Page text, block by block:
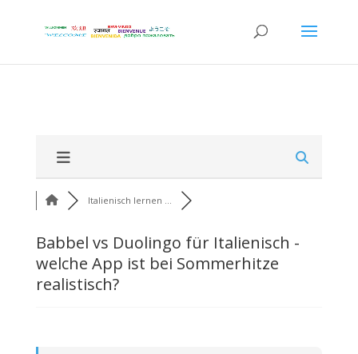
Italienisch lernen ...
Babbel vs Duolingo für Italienisch -
welche App ist bei Sommerhitze
realistisch?